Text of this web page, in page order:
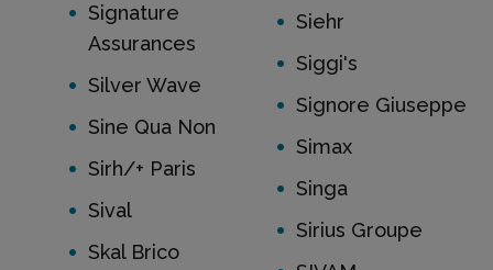
Signature
Assurances
Silver Wave
Sine Qua Non
Sirh/+ Paris
Sival
Skal Brico
Siehr
Siggi's
Signore Giuseppe
Simax
Singa
Sirius Groupe